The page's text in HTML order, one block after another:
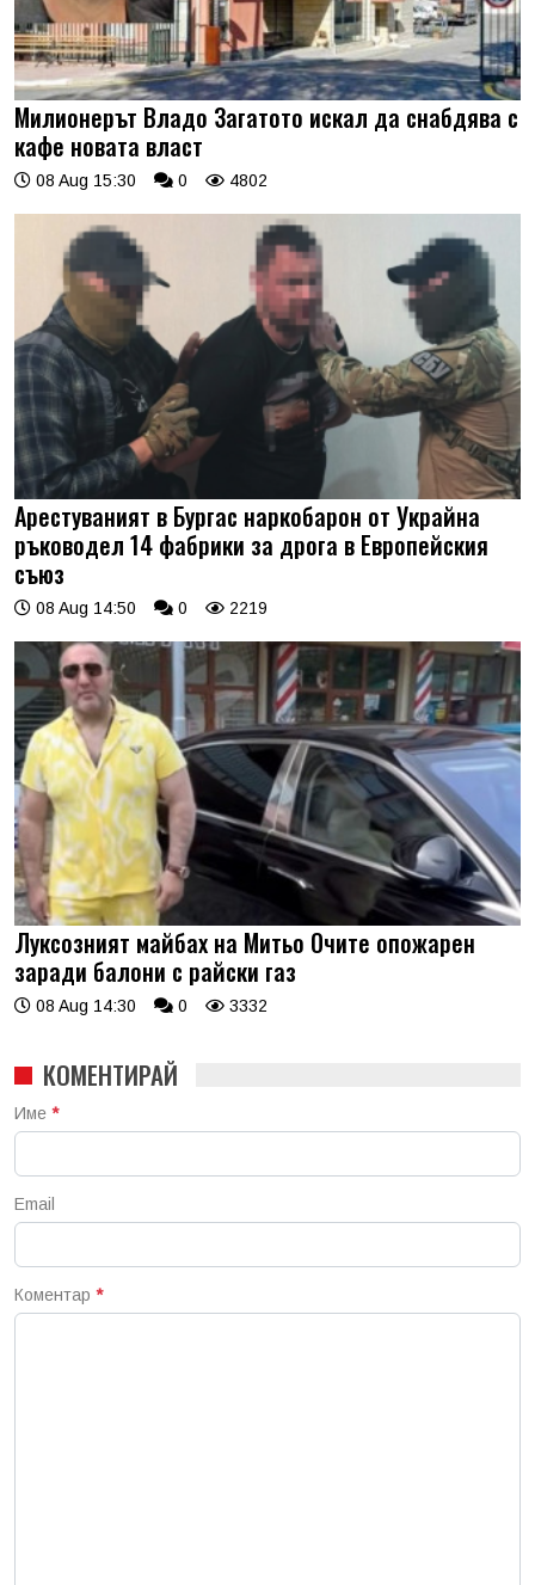
Милионерът Владо Загатото искал да снабдява с
кафе новата власт
08 Aug 15:30 0 4802
Арестуваният в Бургас наркобарон от Украйна
ръководел 14 фабрики за дрога в Европейския
съюз
08 Aug 14:50 0 2219
Луксозният майбах на Митьо Очите опожарен
заради балони с райски газ
08 Aug 14:30 0 3332
КОМЕНТИРАЙ
Име *
Email
Коментар *